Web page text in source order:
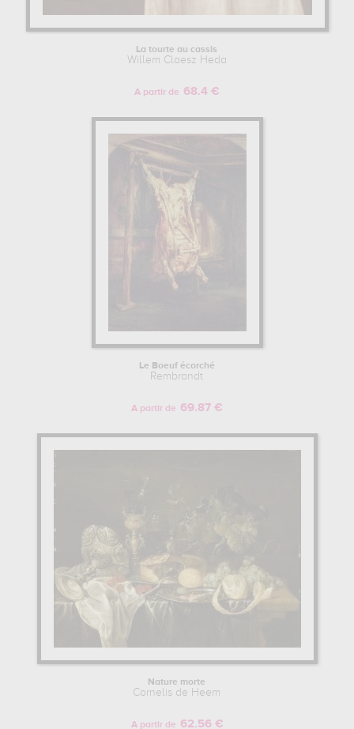
La tourte au cassis
Willem Claesz Heda
A partir de 68.4 €
Le Boeuf écorché
Rembrandt
A partir de 69.87 €
Nature morte
Cornelis de Heem
A partir de 62.56 €